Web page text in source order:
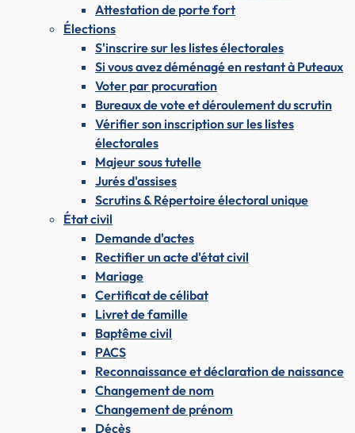
Attestation de porte fort
Élections
S'inscrire sur les listes électorales
Si vous avez déménagé en restant à Puteaux
Voter par procuration
Bureaux de vote et déroulement du scrutin
Vérifier son inscription sur les listes
électorales
Majeur sous tutelle
Jurés d'assises
Scrutins & Répertoire électoral unique
État civil
Demande d'actes
Rectifier un acte d'état civil
Mariage
Certificat de célibat
Livret de famille
Baptême civil
PACS
Reconnaissance et déclaration de naissance
Changement de nom
Changement de prénom
Décès